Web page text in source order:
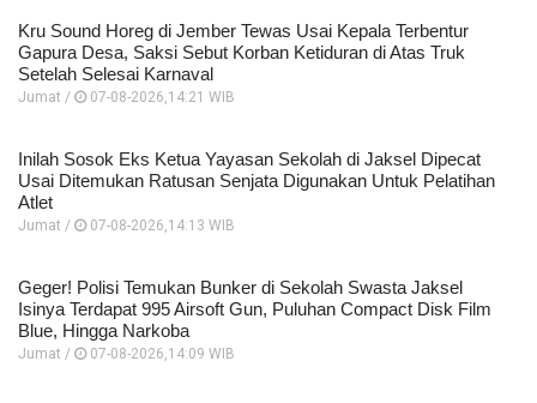
Kru Sound Horeg di Jember Tewas Usai Kepala Terbentur
Gapura Desa, Saksi Sebut Korban Ketiduran di Atas Truk
Setelah Selesai Karnaval
Jumat / 07-08-2026,14:21 WIB
Inilah Sosok Eks Ketua Yayasan Sekolah di Jaksel Dipecat
Usai Ditemukan Ratusan Senjata Digunakan Untuk Pelatihan
Atlet
Jumat / 07-08-2026,14:13 WIB
Geger! Polisi Temukan Bunker di Sekolah Swasta Jaksel
Isinya Terdapat 995 Airsoft Gun, Puluhan Compact Disk Film
Blue, Hingga Narkoba
Jumat / 07-08-2026,14:09 WIB